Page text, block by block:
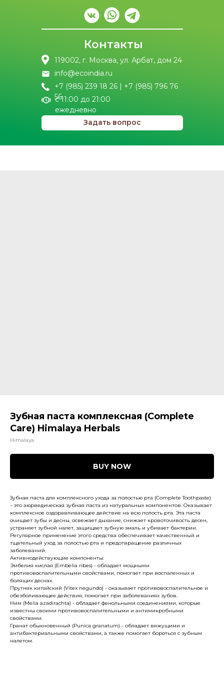
Контакты
119002, г. Москва, ул. Арбат, дом 24
info@ecoindia.ru
Задать вопрос
с 11:00 до 21:00
ежедневно
+7 (985) 239 18 26 | +7 (985) 796 76
56
Зубная паста комплексная (Complete
Care) Himalaya Herbals
Himalaya
BUY NOW
Зубная паста для комплексного ухода за полостью рта (Complete Toothpaste)
– это аюрведическая зубная паста из натуральных компонентов. Оказывает
комплексное оздоравливающее действие на всю полость рта. Эта паста
очищает зубы и десны, освежает дыхание, снижает кровоточивость десен,
устраняет зубной налет, защищает зубную эмаль и убивает бактерии.
Регулярное применение этого средства обеспечивает качественный и
тщательный уход за полостью рта и предотвращение различных
заболеваний.
Активнодействующие компоненты:
Эмбелия кислая (Embelia ribes) - обладает мощными
противовоспалительными свойствами, помогает при воспаленных и
болящих деснах.
Прутняк китайский (Vitex negundo) - оказывает противовоспалительное и
обезболивающее действия, помогает при заболеваниях зубов.
Ним (Melia azadirachta) - обладает фенольными соединениями, которые
известны своими противовоспалительными и антимикробными
свойствами.
Гранат обыкновенный (Punica granatum) - обладает вяжущими и
антибактериальными свойствами, а также помогает бороться с зубным
налетом.